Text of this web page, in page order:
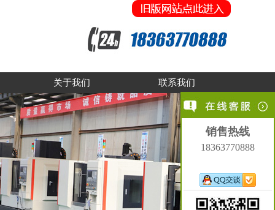
关于我们 联系我们
销售热线
18363770888